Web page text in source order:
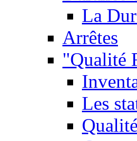
La
Arrêtes
"Qualité
Les